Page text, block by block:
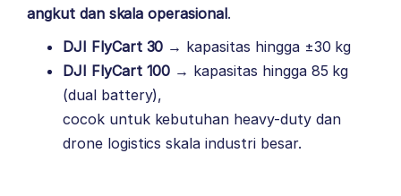
angkut dan skala operasional.
DJI FlyCart 30 → kapasitas hingga ±30 kg
DJI FlyCart 100 → kapasitas hingga 85 kg
(dual battery),
cocok untuk kebutuhan heavy-duty dan
drone logistics skala industri besar.